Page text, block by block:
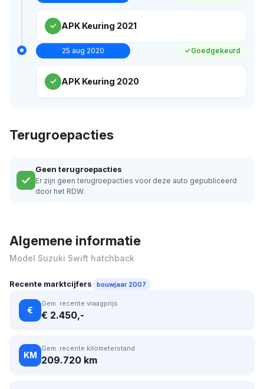
APK Keuring 2021
25 aug 2020 Goedgekeurd
APK Keuring 2020
Terugroepacties
Geen terugroepacties
Er zijn geen terugroepacties voor deze auto gepubliceerd
door het RDW.
Algemene informatie
Model Suzuki Swift hatchback
Recente marktcijfers bouwjaar 2007
€
Gem. recente vraagprijs
€ 2.450,-
KM
Gem. recente kilometerstand
209.720 km